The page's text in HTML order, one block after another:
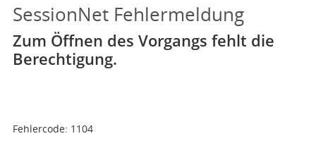
SessionNet Fehlermeldung
Zum Öffnen des Vorgangs fehlt die
Berechtigung.
Fehlercode: 1104